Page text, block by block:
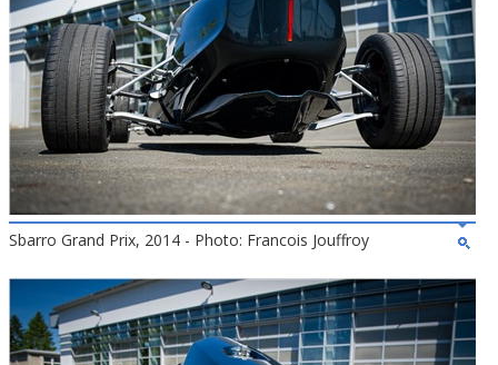
Sbarro Grand Prix, 2014 - Photo: Francois Jouffroy